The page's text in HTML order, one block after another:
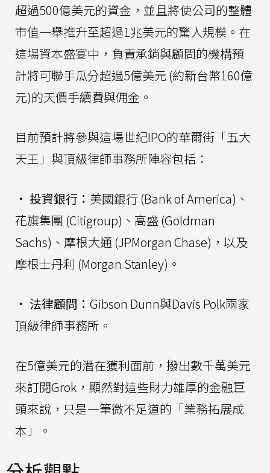
超過500億美元的資金，並且將使公司的整體
市值一舉推升至超過1兆美元的驚人規模。在
這場資本盛宴中，負責承銷與顧問的機構預
計將可聯手瓜分超過5億美元 (約新台幣160億
元)的天價手續費與佣金。
目前預計將參與這場世紀IPO的華爾街「五大
天王」與頂級律師事務所陣容包括：
• 投資銀行： 美國銀行 (Bank of America)、
花旗集團 (Citigroup)、高盛 (Goldman
Sachs)、摩根大通 (JPMorgan Chase)，以及
摩根士丹利 (Morgan Stanley)。
• 法律顧問： Gibson Dunn與Davis Polk兩家
頂級律師事務所。
在5億美元的潛在獲利面前，撥出數千萬美元
來訂閱Grok，顯然對這些財力雄厚的金融巨
頭來說，只是一筆微不足道的「業務拓展成
本」。